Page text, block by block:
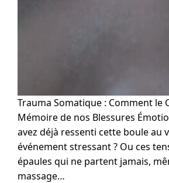
Trauma Somatique : Comment le
Mémoire de nos Blessures
avez déjà ressenti cette boule au
événement stressant ? Ou ces
épaules qui ne partent jamais,
massage…